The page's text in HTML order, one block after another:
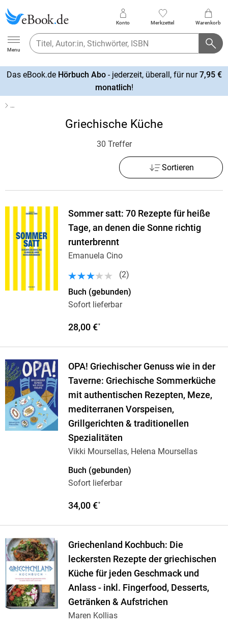
Ebook.de
Menu
Konto Merkzettel Warenkorb
Das eBook.de Hörbuch Abo- jederzeit, überall, für nur7,95 €
monatlich!
…
Griechische Küche
30 Treffer
Sortieren
Sommer satt: 70 Rezepte für heiße
Tage, an denen die Sonne richtig
runterbrennt
Emanuela Cino
(2)
Buch (gebunden)
Sofort lieferbar
28,00 €*
OPA! Griechischer Genuss wie in der
Taverne: Griechische Sommerküche
mit authentischen Rezepten, Meze,
mediterranen Vorspeisen,
Grillgerichten & traditionellen
Spezialitäten
Vikki Moursellas, Helena Moursellas
Buch (gebunden)
Sofort lieferbar
34,00 €*
Griechenland Kochbuch: Die
leckersten Rezepte der griechischen
Küche für jeden Geschmack und
Anlass - inkl. Fingerfood, Desserts,
Getränken & Aufstrichen
Maren Kollias